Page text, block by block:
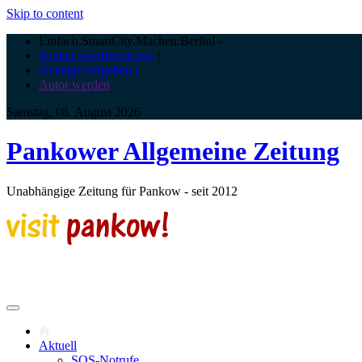
Skip to content
Einfach.SmartCity.Machen:Berlin! -
Artikel veröffentlichen |
Anzeige aufgeben |
Autor werden
Samstag, 08. August 2026
Pankower Allgemeine Zeitung
Unabhängige Zeitung für Pankow - seit 2012
Aktuell